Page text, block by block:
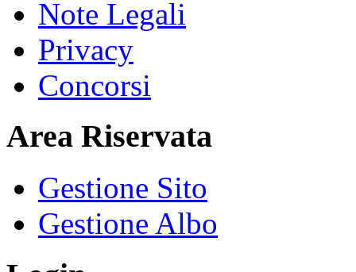
Note Legali
Privacy
Concorsi
Area Riservata
Gestione Sito
Gestione Albo